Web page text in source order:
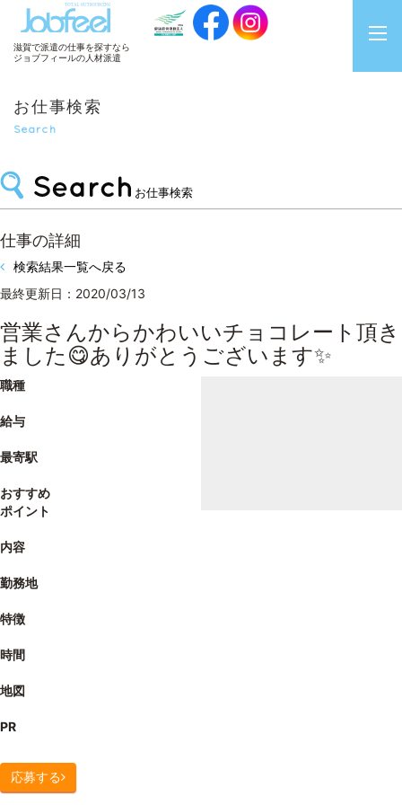
JobFeel
滋賀で派遣の仕事を探すなら
ジョブフィールの人材派遣
お仕事検索
Search
お仕事検索
仕事の詳細
検索結果一覧へ戻る
最終更新日：2020/03/13
営業さんからかわいいチョコレート頂き
ました😋ありがとうございます✨
職種
給与
最寄駅
おすすめ
ポイント
内容
勤務地
特徴
時間
地図
PR
応募する